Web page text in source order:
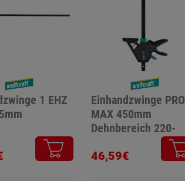
1 EHZ
Einhandzwinge PRO
MAX 450mm
Dehnbereich 220-
46,59€